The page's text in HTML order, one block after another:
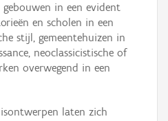
in een evident
en scholen in een
stijl, gemeentehuizen in
neoclassicistische of
overwegend in een
laten zich